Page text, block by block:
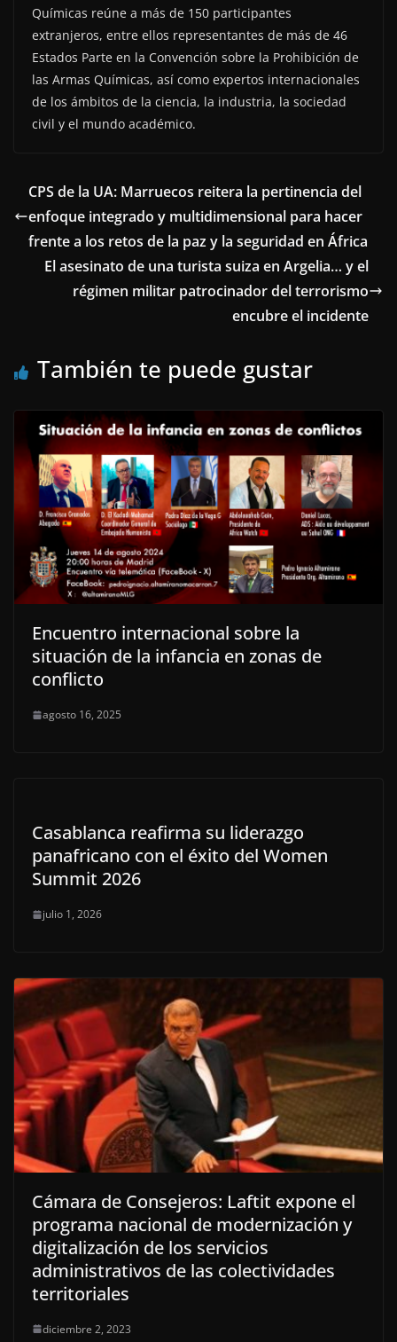
Químicas reúne a más de 150 participantes
extranjeros, entre ellos representantes de más de 46
Estados Parte en la Convención sobre la Prohibición de
las Armas Químicas, así como expertos internacionales
de los ámbitos de la ciencia, la industria, la sociedad
civil y el mundo académico.
CPS de la UA: Marruecos reitera la pertinencia del
enfoque integrado y multidimensional para hacer
frente a los retos de la paz y la seguridad en África
El asesinato de una turista suiza en Argelia… y el
régimen militar patrocinador del terrorismo
encubre el incidente
También te puede gustar
Encuentro internacional sobre la
situación de la infancia en zonas de
conflicto
agosto 16, 2025
Casablanca reafirma su liderazgo
panafricano con el éxito del Women
Summit 2026
julio 1, 2026
Cámara de Consejeros: Laftit expone el
programa nacional de modernización y
digitalización de los servicios
administrativos de las colectividades
territoriales
diciembre 2, 2023